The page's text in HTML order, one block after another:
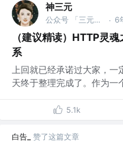
神三元
公众号 「三元同学」 @字节跳动 · 6
（建议精读）HTTP灵
系
上回就已经承诺过大家，一
天终于整理完成了。作为一
5.1k
白告_ 赞了这篇文章